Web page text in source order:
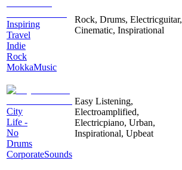
Inspiring
Travel
Indie
Rock
MokkaMusic
Rock, Drums, Electricguitar,
Cinematic, Inspirational
City
Life -
No
Drums
CorporateSounds
Easy Listening,
Electroamplified,
Electricpiano, Urban,
Inspirational, Upbeat